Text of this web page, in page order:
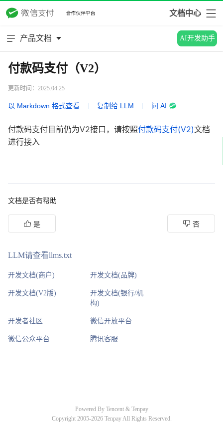
文档中心
产品文档 AI开发助手
付款码支付（V2）
更新时间：2025.04.25
以 Markdown 格式查看 复制给 LLM 问 AI
付款码支付目前仍为V2接口，请按照付款码支付(V2)文档
进行接入
文档是否有帮助
是 否
LLM请查看llms.txt
开发文档(商户) 开发文档(品牌)
开发文档(V2版)
开发文档(银行/机
构)
开发者社区 微信开放平台
微信公众平台 腾讯客服
Powered By Tencent & Tenpay
Copyright 2005-2026 Tenpay All Rights Reserved.